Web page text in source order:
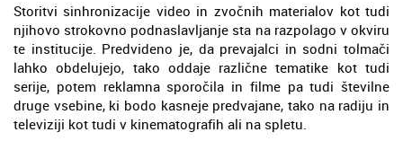
Storitvi sinhronizacije video in zvočnih materialov kot tudi
njihovo strokovno podnaslavljanje sta na razpolago v okviru
te institucije. Predvideno je, da prevajalci in sodni tolmači
lahko obdelujejo, tako oddaje različne tematike kot tudi
serije, potem reklamna sporočila in filme pa tudi številne
druge vsebine, ki bodo kasneje predvajane, tako na radiju in
televiziji kot tudi v kinematografih ali na spletu.